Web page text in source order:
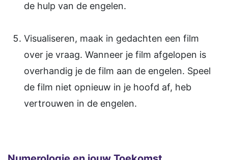
de hulp van de engelen.
Visualiseren, maak in gedachten een film
over je vraag. Wanneer je film afgelopen is
overhandig je de film aan de engelen. Speel
de film niet opnieuw in je hoofd af, heb
vertrouwen in de engelen.